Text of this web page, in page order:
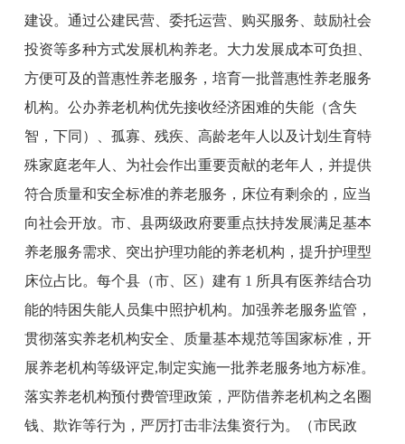
建设。通过公建民营、委托运营、购买服务、鼓励社会
投资等多种方式发展机构养老。大力发展成本可负担、
方便可及的普惠性养老服务，培育一批普惠性养老服务
机构。公办养老机构优先接收经济困难的失能（含失
智，下同）、孤寡、残疾、高龄老年人以及计划生育特
殊家庭老年人、为社会作出重要贡献的老年人，并提供
符合质量和安全标准的养老服务，床位有剩余的，应当
向社会开放。市、县两级政府要重点扶持发展满足基本
养老服务需求、突出护理功能的养老机构，提升护理型
床位占比。 每个县（市、区）建有 1 所具有医养结合功
能的特困失能人员集中照护机构。加强养老服务监管，
贯彻落实养老机构安全、质量基本规范等国家标准，开
展养老机构等级评定,制定实施一批养老服务地方标准。
落实养老机构预付费管理政策，严防借养老机构之名圈
钱、欺诈等行为，严厉打击非法集资行为。
（市民政